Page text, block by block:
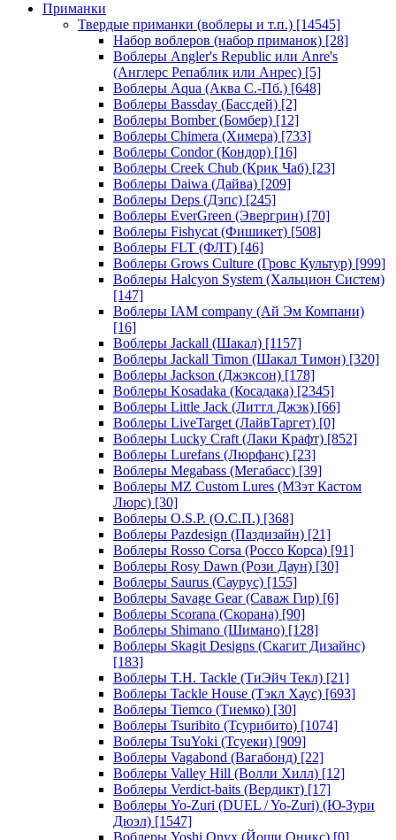
Приманки
Твердые приманки (воблеры и т.п.) [14545]
Набор воблеров (набор приманок) [28]
Воблеры Angler's Republic или Anre's
(Англерс Репаблик или Анрес) [5]
Воблеры Aqua (Аква С.-Пб.) [648]
Воблеры Bassday (Бассдей) [2]
Воблеры Bomber (Бомбер) [12]
Воблеры Chimera (Химера) [733]
Воблеры Condor (Кондор) [16]
Воблеры Creek Chub (Крик Чаб) [23]
Воблеры Daiwa (Дайва) [209]
Воблеры Deps (Дэпс) [245]
Воблеры EverGreen (Эвергрин) [70]
Воблеры Fishycat (Фишикет) [508]
Воблеры FLT (ФЛТ) [46]
Воблеры Grows Culture (Гровс Культур) [999]
Воблеры Halcyon System (Хальцион Систем)
[147]
Воблеры IAM company (Ай Эм Компани)
[16]
Воблеры Jackall (Шакал) [1157]
Воблеры Jackall Timon (Шакал Тимон) [320]
Воблеры Jackson (Джэксон) [178]
Воблеры Kosadaka (Косадака) [2345]
Воблеры Little Jack (Литтл Джэк) [66]
Воблеры LiveTarget (ЛайвТаргет) [0]
Воблеры Lucky Craft (Лаки Крафт) [852]
Воблеры Lurefans (Люрфанс) [23]
Воблеры Megabass (Мегабасс) [39]
Воблеры MZ Custom Lures (МЗэт Кастом
Люрс) [30]
Воблеры O.S.P. (О.С.П.) [368]
Воблеры Pazdesign (Паздизайн) [21]
Воблеры Rosso Corsa (Россо Корса) [91]
Воблеры Rosy Dawn (Рози Даун) [30]
Воблеры Saurus (Саурус) [155]
Воблеры Savage Gear (Саваж Гир) [6]
Воблеры Scorana (Скорана) [90]
Воблеры Shimano (Шимано) [128]
Воблеры Skagit Designs (Скагит Дизайнс)
[183]
Воблеры T.H. Tackle (ТиЭйч Текл) [21]
Воблеры Tackle House (Тэкл Хаус) [693]
Воблеры Tiemco (Тиемко) [30]
Воблеры Tsuribito (Тсурибито) [1074]
Воблеры TsuYoki (Тсуеки) [909]
Воблеры Vagabond (Вагабонд) [22]
Воблеры Valley Hill (Волли Хилл) [12]
Воблеры Verdict-baits (Вердикт) [17]
Воблеры Yo-Zuri (DUEL / Yo-Zuri) (Ю-Зури
Дюэл) [1547]